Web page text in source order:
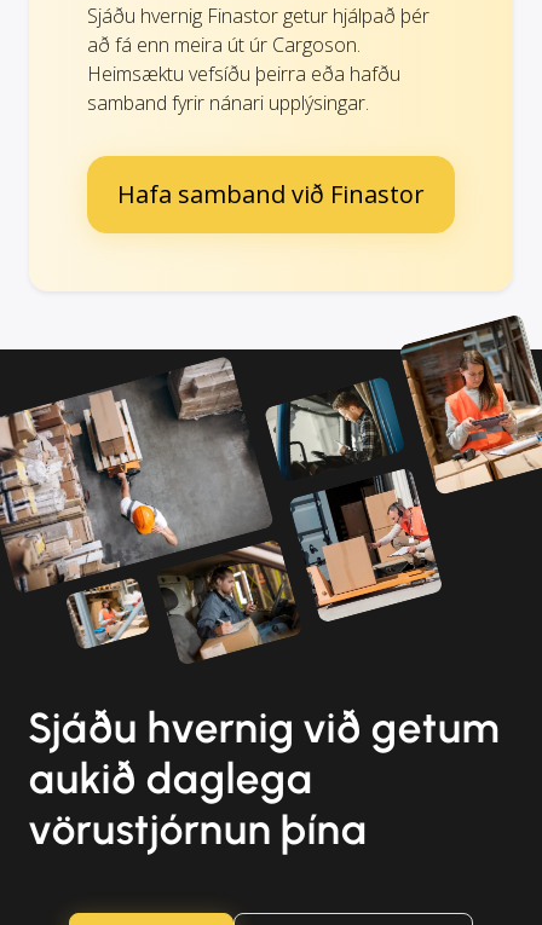
Sjáðu hvernig Finastor getur hjálpað þér
að fá enn meira út úr Cargoson.
Heimsæktu vefsíðu þeirra eða hafðu
samband fyrir nánari upplýsingar.
Hafa samband við Finastor
Sjáðu hvernig við getum
aukið daglega
vörustjórnun þína